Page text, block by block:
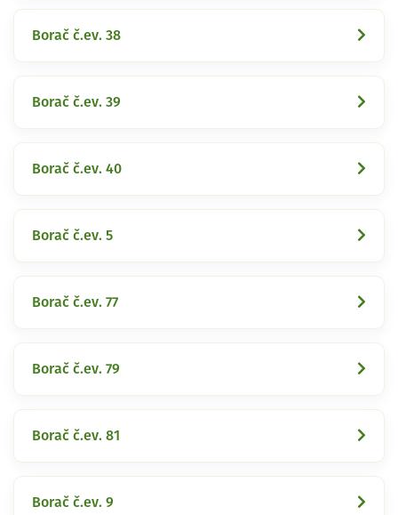
Borač č.ev. 38
Borač č.ev. 39
Borač č.ev. 40
Borač č.ev. 5
Borač č.ev. 77
Borač č.ev. 79
Borač č.ev. 81
Borač č.ev. 9